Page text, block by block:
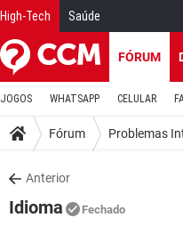
High-Tech Saúde
FÓRUM
JOGOS WHATSAPP CELULAR
Fórum Problemas
Anterior
Idioma Fechado